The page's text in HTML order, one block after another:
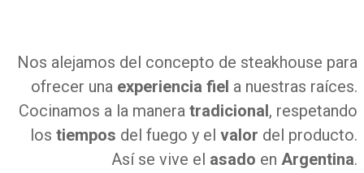
Nos alejamos del concepto de steakhouse para
ofrecer una experiencia fiel a nuestras raíces.
Cocinamos a la manera tradicional , respetando
los tiempos del fuego y el valor del producto.
Así se vive el asado en Argentina.